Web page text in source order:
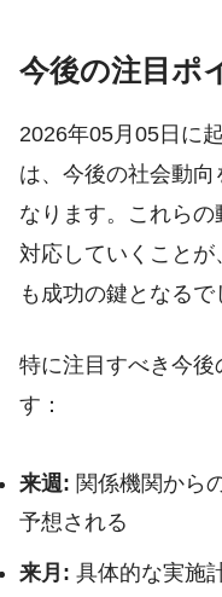
今後の注目ポ
2026年05月05日に
は、今後の社会動
なります。これら
対応していくこと
も成功の鍵となるで
特に注目すべき今
す：
来週: 関係機関から
予想される
来月: 具体的な実施